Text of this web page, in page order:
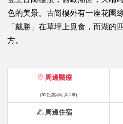
色的美景。古崗樓外有一座花園
「戴勝」在草坪上覓食，而湖的
方。
周邊醫療
(30 公里以內, 共 1 筆)
周邊住宿